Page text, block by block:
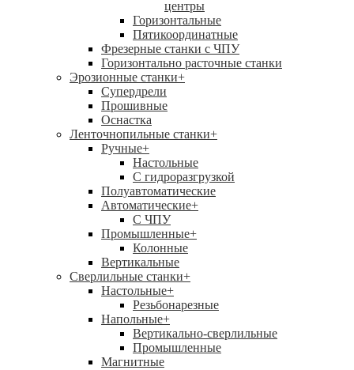
центры
Горизонтальные
Пятикоординатные
Фрезерные станки с ЧПУ
Горизонтально расточные станки
Эрозионные станки+
Супердрели
Прошивные
Оснастка
Ленточнопильные станки+
Ручные+
Настольные
С гидроразгрузкой
Полуавтоматические
Автоматические+
С ЧПУ
Промышленные+
Колонные
Вертикальные
Сверлильные станки+
Настольные+
Резьбонарезные
Напольные+
Вертикально-сверлильные
Промышленные
Магнитные